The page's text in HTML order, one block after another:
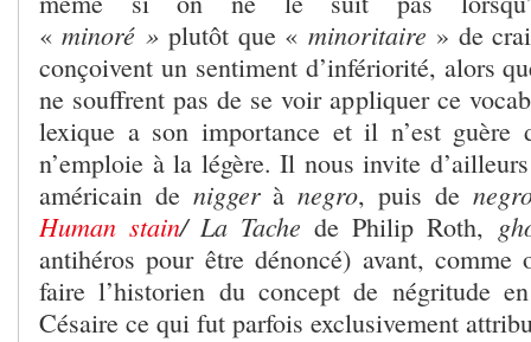
«minoré »plutôt que « minoritaire » de
conçoivent un sentiment d’infériorité, alors
ne souffrent pas de se voir appliquer ce
lexique a son importance et il n’est guère
n’emploie à la légère. Il nous invite
américain de niggerànegro, puis de
Human stain/ La Tache de Philip Roth,
antihéros pour être dénoncé) avant, comme
faire l’historien du concept de négritude
Césaire ce qui fut parfois exclusivement